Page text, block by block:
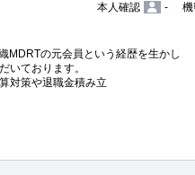
本人確認
-
MDRTの元会員という経歴を生かし
いております。
対策や退職金積み立